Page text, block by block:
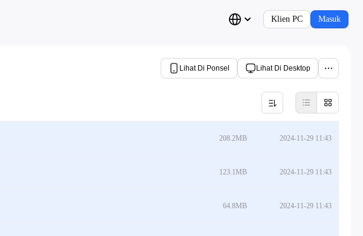
Klien PC Masuk
Lihat Di Ponsel Lihat Di Desktop
208.2MB 2024-11-29 11:43
123.1MB 2024-11-29 11:43
64.8MB 2024-11-29 11:43